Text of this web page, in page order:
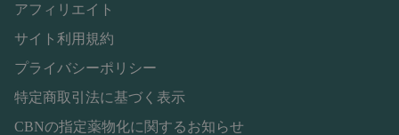
アフィリエイト
サイト利用規約
プライバシーポリシー
特定商取引法に基づく表示
CBNの指定薬物化に関するお知らせ